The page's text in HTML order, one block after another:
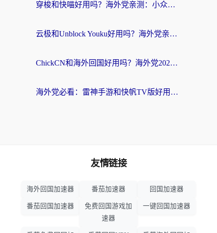
穿梭和快喵好用吗？海外党亲测：小众加速器对比+番茄加速器深度体验
云极和Unblock Youku好用吗？海外党亲测+2026回国加速器避坑指南
ChickCN和海外回国好用吗？海外党2026亲测：从手游到影音，选对加速器的3个关键
海外党必看：雷神手游和快帆TV版好用吗？3步选对回国加速器不踩坑
友情链接
海外回国加速器 番茄加速器 回国加速器
番茄回国加速器
免费回国游戏加
速器
一键回国加速器